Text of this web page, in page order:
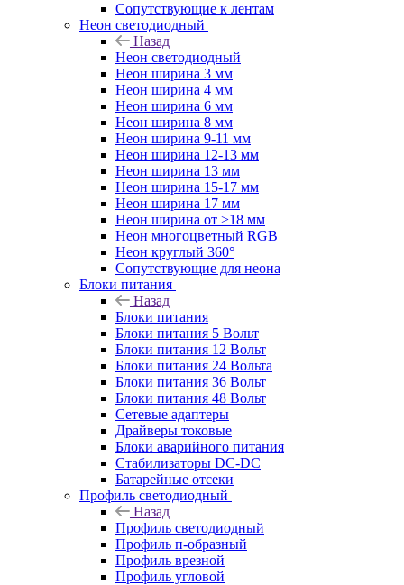
Сопутствующие к лентам
Неон светодиодный
Назад
Неон светодиодный
Неон ширина 3 мм
Неон ширина 4 мм
Неон ширина 6 мм
Неон ширина 8 мм
Неон ширина 9-11 мм
Неон ширина 12-13 мм
Неон ширина 13 мм
Неон ширина 15-17 мм
Неон ширина 17 мм
Неон ширина от >18 мм
Неон многоцветный RGB
Неон круглый 360°
Сопутствующие для неона
Блоки питания
Назад
Блоки питания
Блоки питания 5 Вольт
Блоки питания 12 Вольт
Блоки питания 24 Вольта
Блоки питания 36 Вольт
Блоки питания 48 Вольт
Сетевые адаптеры
Драйверы токовые
Блоки аварийного питания
Стабилизаторы DC-DC
Батарейные отсеки
Профиль светодиодный
Назад
Профиль светодиодный
Профиль п-образный
Профиль врезной
Профиль угловой